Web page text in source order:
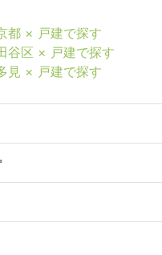
都 × 戸建で探す
谷区 × 戸建で探す
見 × 戸建で探す